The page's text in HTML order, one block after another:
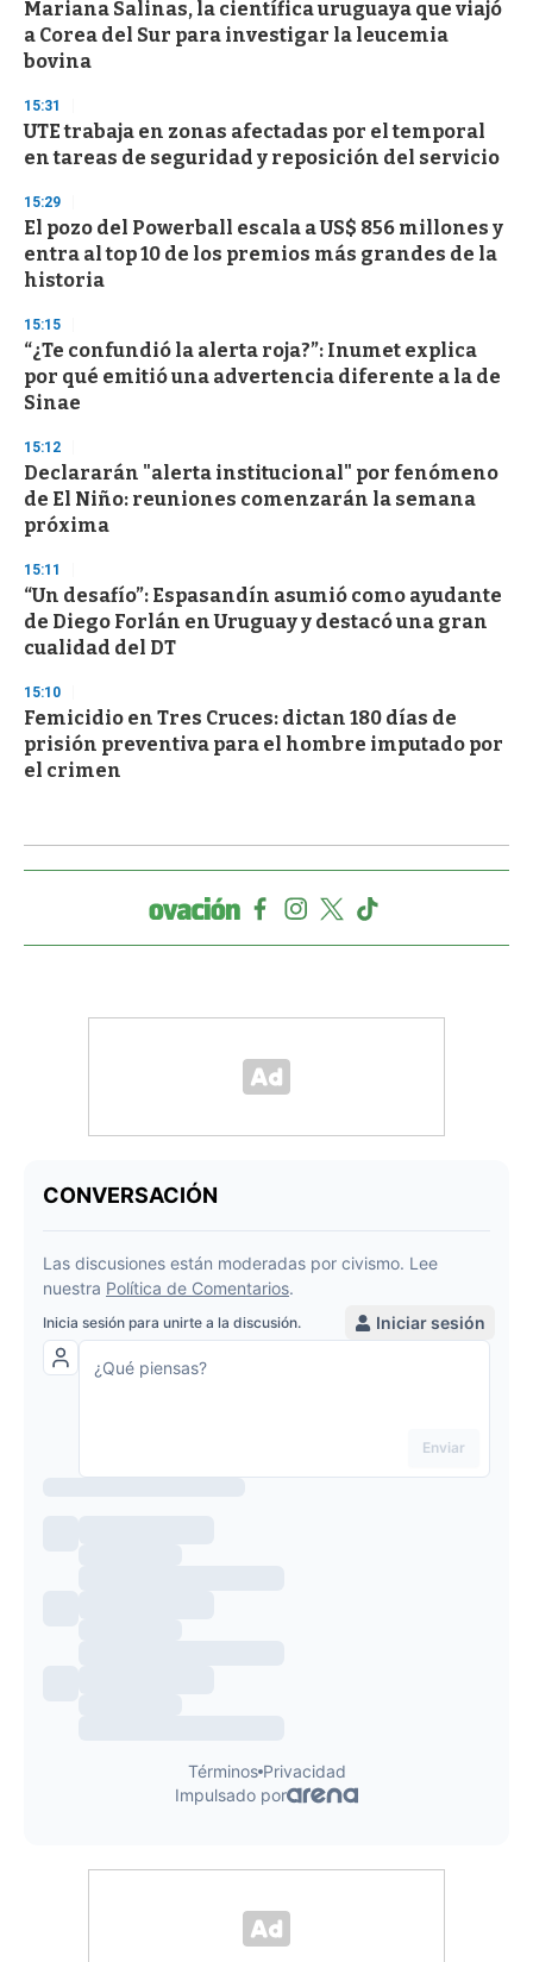
c
o
n
Mariana Salinas, la científica uruguaya que viajó
a Corea del Sur para investigar la leucemia
bovina
15:31
UTE trabaja en zonas afectadas por el temporal
en tareas de seguridad y reposición del servicio
15:29
El pozo del Powerball escala a US$ 856 millones y
entra al top 10 de los premios más grandes de la
historia
15:15
“¿Te confundió la alerta roja?”: Inumet explica
por qué emitió una advertencia diferente a la de
Sinae
15:12
Declararán "alerta institucional" por fenómeno
de El Niño: reuniones comenzarán la semana
próxima
15:11
“Un desafío”: Espasandín asumió como ayudante
de Diego Forlán en Uruguay y destacó una gran
cualidad del DT
15:10
Femicidio en Tres Cruces: dictan 180 días de
prisión preventiva para el hombre imputado por
el crimen